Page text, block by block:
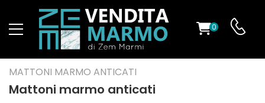
0
MATTONI MARMO ANTICATI
Mattoni marmo anticati